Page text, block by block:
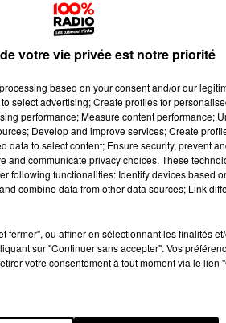
votre vie privée est notre priorité
based on your consent and/or our
select advertising; Create profiles for
performance; Measure content performance;
Develop and improve services; Create
data to select content; Ensure security, prevent
and communicate privacy choices. These
following functionalities: Identify devices based
combine data from other data sources; Link
fermer", ou affiner en sélectionnant les finalités
sur "Continuer sans accepter". Vos
votre consentement à tout moment via le lien